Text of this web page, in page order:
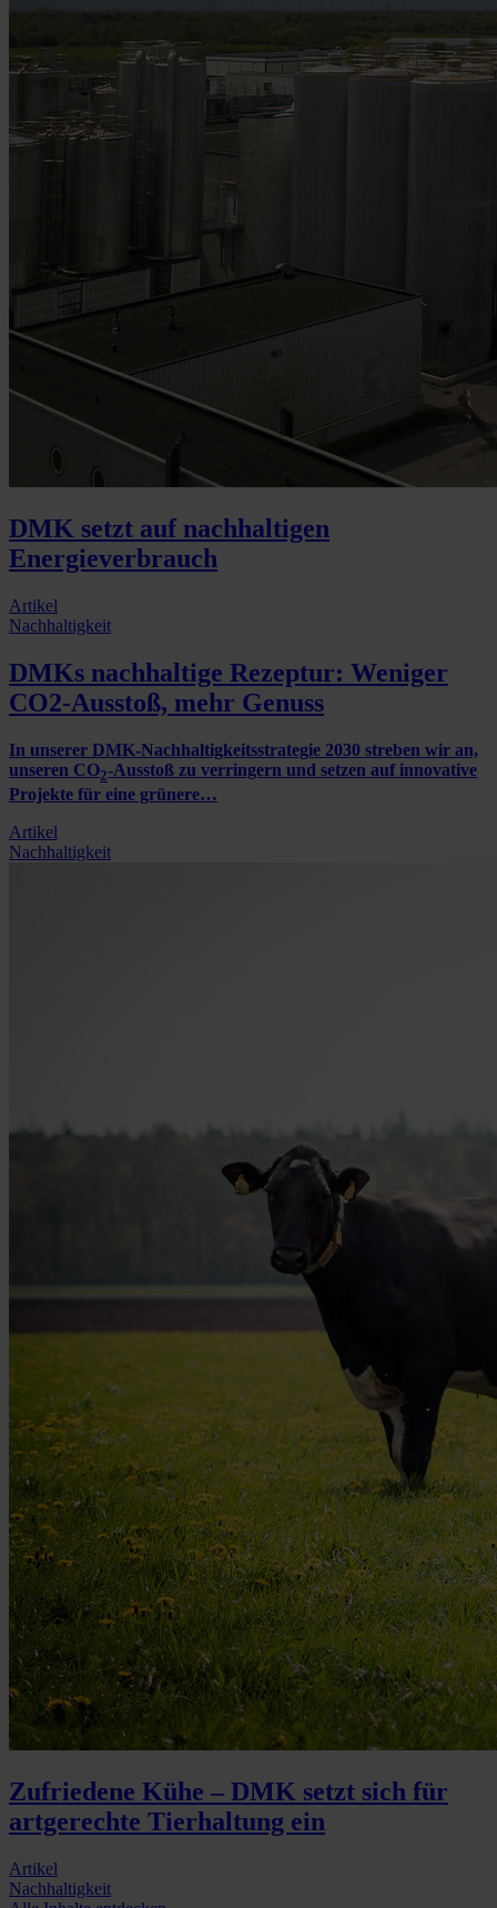
DMK setzt auf nachhaltigen
Energieverbrauch
Artikel
Nachhaltigkeit
DMKs nachhaltige Rezeptur: Weniger
CO2-Ausstoß, mehr Genuss
In unserer DMK-Nachhaltigkeitsstrategie 2030 streben wir an,
unseren CO2-Ausstoß zu verringern und setzen auf innovative
Projekte für eine grünere…
Artikel
Nachhaltigkeit
Zufriedene Kühe – DMK setzt sich für
artgerechte Tierhaltung ein
Artikel
Nachhaltigkeit